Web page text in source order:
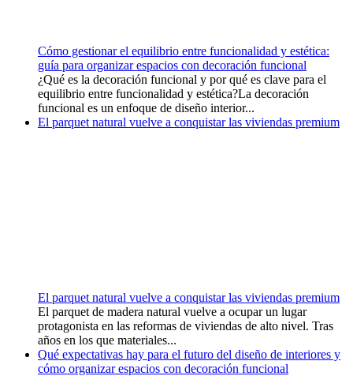
Cómo gestionar el equilibrio entre funcionalidad y estética:
guía para organizar espacios con decoración funcional
¿Qué es la decoración funcional y por qué es clave para el
equilibrio entre funcionalidad y estética?La decoración
funcional es un enfoque de diseño interior...
El parquet natural vuelve a conquistar las viviendas premium
El parquet natural vuelve a conquistar las viviendas premium
El parquet de madera natural vuelve a ocupar un lugar
protagonista en las reformas de viviendas de alto nivel. Tras
años en los que materiales...
Qué expectativas hay para el futuro del diseño de interiores y
cómo organizar espacios con decoración funcional